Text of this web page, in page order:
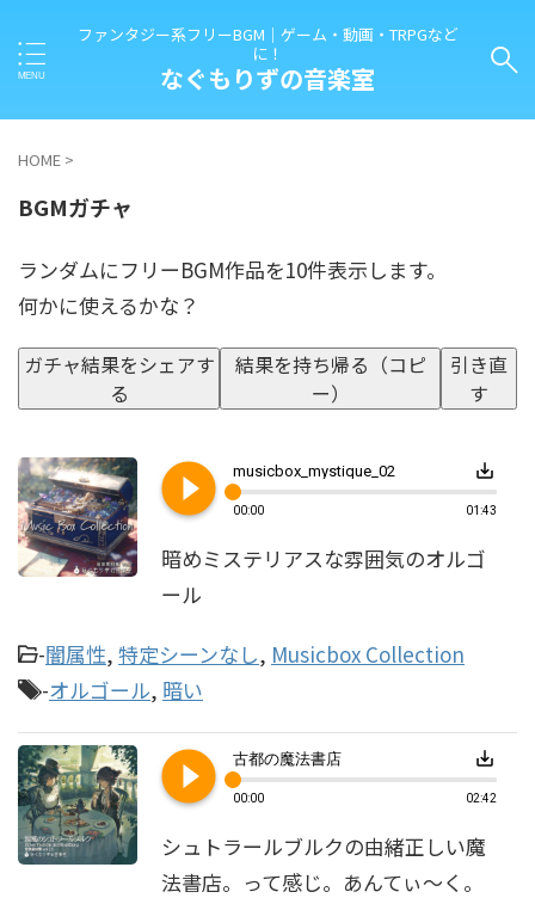
ファンタジー系フリーBGM｜ゲーム・動画・TRPGなど
に！
なぐもりずの音楽室
HOME >
BGMガチャ
ランダムにフリーBGM作品を10件表示します。
何かに使えるかな？
ガチャ結果をシェアす
る
結果を持ち帰る（コピ
ー）
引き直
す
play_circle_filled musicbox_mystique_02 save_alt
00:00 01:43
暗めミステリアスな雰囲気のオルゴ
ール
-闇属性, 特定シーンなし, Musicbox Collection
-オルゴール, 暗い
play_circle_filled 古都の魔法書店 save_alt
00:00 02:42
シュトラールブルクの由緒正しい魔
法書店。って感じ。あんてぃ～く。